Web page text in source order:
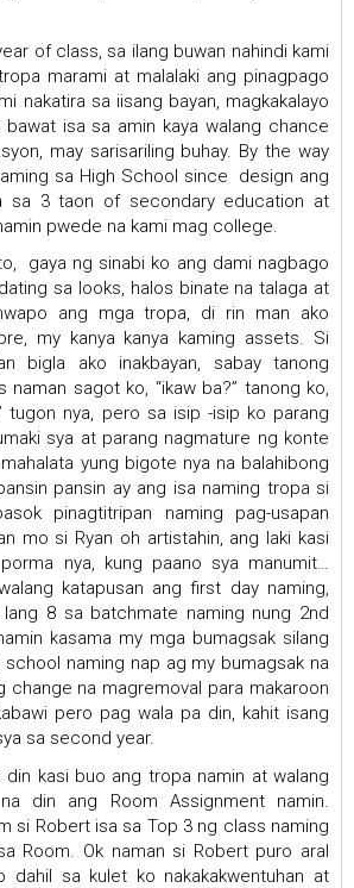
of class, sa ilang buwan nahindi kami
marami at malalaki ang pinagpago
nakatira sa iisang bayan, magkakalayo
isa sa amin kaya walang chance
may sarisariling buhay. By the way
sa High School since design ang
sa 3 taon of secondary education at
pwede na kami mag college.
gaya ng sinabi ko ang dami nagbago
sa looks, halos binate na talaga at
ang mga tropa, di rin man ako
my kanya kanya kaming assets. Si
bigla ako inakbayan, sabay tanong
naman sagot ko, “ikaw ba?” tanong ko,
tugon nya, pero sa isip -isip ko parang
sya at parang nagmature ng konte
yung bigote nya na balahibong
pansin ay ang isa naming tropa si
pinagtitripan naming pag-usapan
mo si Ryan oh artistahin, ang laki kasi
nya, kung paano sya manumit…
katapusan ang first day naming,
lang 8 sa batchmate naming nung 2nd
kasama my mga bumagsak silang
naming nap ag my bumagsak na
change na magremoval para makaroon
pero pag wala pa din, kahit isang
sa second year.
din kasi buo ang tropa namin at walang
din ang Room Assignment namin.
si Robert isa sa Top 3 ng class naming
Room. Ok naman si Robert puro aral
dahil sa kulet ko nakakakwentuhan at